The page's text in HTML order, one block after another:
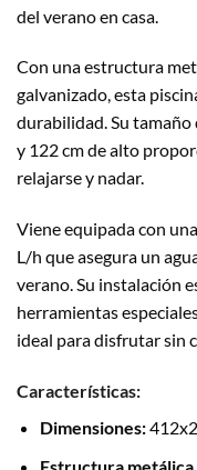
del verano en casa.
Con una estructura
galvanizado, esta
durabilidad. Su tamaño
y 122 cm de alto
relajarse y nadar.
Viene equipada con
L/h que asegura un
verano. Su instalación
herramientas
ideal para disfrutar sin
Características:
Dimensiones:
Estructura